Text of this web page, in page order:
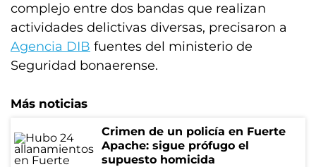
complejo entre dos bandas que realizan
actividades delictivas diversas, precisaron a
Agencia DIB fuentes del ministerio de
Seguridad bonaerense.
Más noticias
Crimen de un policía en Fuerte
Apache: sigue prófugo el
supuesto homicida